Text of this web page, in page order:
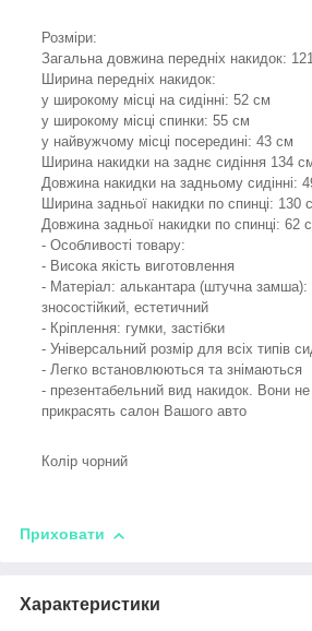
Розміри:
Загальна довжина передніх накидок:
Ширина передніх накидок:
у широкому місці на сидінні: 52 см
у широкому місці спинки: 55 см
у найвужчому місці посередині: 43 см
Ширина накидки на заднє сидіння 134
Довжина накидки на задньому сидінні:
Ширина задньої накидки по спинці: 130
Довжина задньої накидки по спинці: 62
- Особливості товару:
- Висока якість виготовлення
- Матеріал: алькантара (штучна замша):
зносостійкий, естетичний
- Кріплення: гумки, застібки
- Універсальний розмір для всіх типів
- Легко встановлюються та знімаються
- презентабельний вид накидок. Вони
прикрасять салон Вашого авто
Колір чорний
Приховати
Характеристики